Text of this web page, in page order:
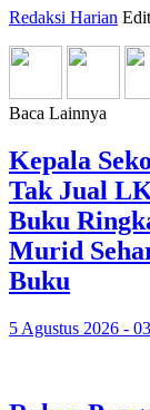
Redaksi Harian
Baca Lainnya
Kepala
Tak Jual
Buku
Murid
Buku
5 Agustus 2026 -